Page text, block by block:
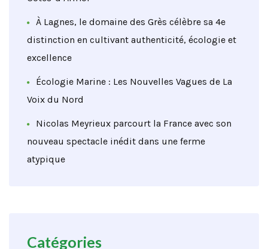
À Lagnes, le domaine des Grès célèbre sa 4e
distinction en cultivant authenticité, écologie et
excellence
Écologie Marine : Les Nouvelles Vagues de La
Voix du Nord
Nicolas Meyrieux parcourt la France avec son
nouveau spectacle inédit dans une ferme
atypique
Catégories